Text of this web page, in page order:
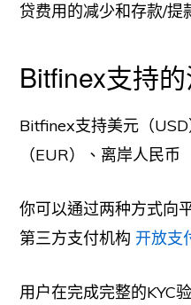
贷费用的减少和存款/提
Bitfinex支持
Bitfinex支持美元（
（EUR）、离岸人民币
你可以通过两种方式向
第三方支付机构 开放支
用户在完成完整的KYC